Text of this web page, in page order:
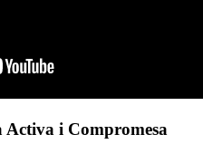
i Compromesa